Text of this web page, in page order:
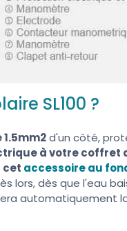
SL100 ?
d'un côté,
à votre coffret
cet accessoire au
lors, dès que l'eau
automatiquement